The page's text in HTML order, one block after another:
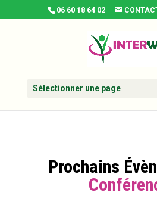
06 60 18 64 02
Sélectionner une page
Prochains